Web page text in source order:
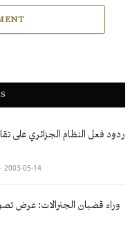
ردود فعل النظام الجزائري على
2003-05-14
وراء قضبان الجنرالات: عرض